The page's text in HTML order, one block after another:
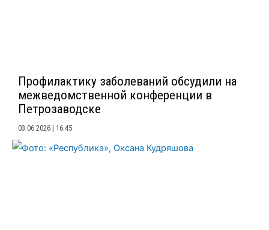
Профилактику заболеваний обсудили на
межведомственной конференции в
Петрозаводске
03.06.2026 16:45